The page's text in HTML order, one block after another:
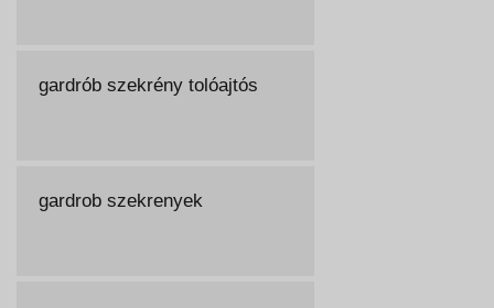
gardrób szekrény tolóajtós
gardrob szekrenyek